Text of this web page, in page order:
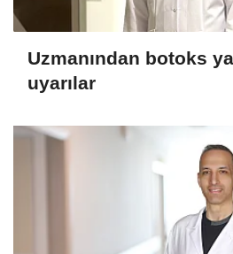
Uzmanından botoks
uyarılar